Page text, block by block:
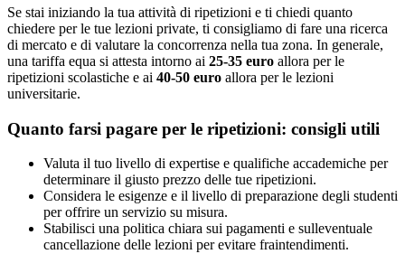
Se stai iniziando la tua attività di ripetizioni e ti chiedi quanto
chiedere per le tue lezioni private, ti consigliamo di fare una ricerca
di mercato e di valutare la concorrenza nella tua zona. In generale,
una tariffa equa si attesta intorno ai 25-35 euro allora per le
ripetizioni scolastiche e ai 40-50 euro allora per le lezioni
universitarie.
Quanto farsi pagare per le ripetizioni: consigli utili
Valuta il tuo livello di expertise e qualifiche accademiche per
determinare il giusto prezzo delle tue ripetizioni.
Considera le esigenze e il livello di preparazione degli studenti
per offrire un servizio su misura.
Stabilisci una politica chiara sui pagamenti e sulleventuale
cancellazione delle lezioni per evitare fraintendimenti.